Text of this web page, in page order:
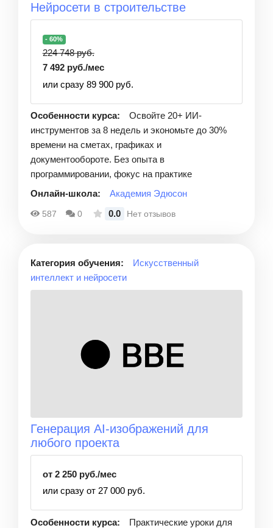
Нейросети в строительстве
- 60%
224 748 руб.
7 492 руб./мес
или сразу 89 900 руб.
Особенности курса:
Освойте 20+ ИИ-
инструментов за 8 недель и экономьте до 30%
времени на сметах, графиках и
документообороте. Без опыта в
программировании, фокус на практике
Онлайн-школа:
Академия Эдюсон
587 0 0.0 Нет отзывов
Категория обучения:
Искусственный
интеллект и нейросети
Генерация AI-изображений для
любого проекта
от 2 250 руб./мес
или сразу от 27 000 руб.
Особенности курса:
Практические уроки для